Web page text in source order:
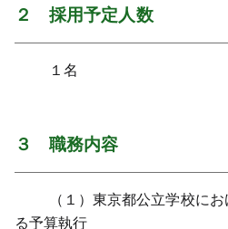
２ 採用予定人数
１名
３ 職務内容
（１）東京都公立学校に
る予算執行